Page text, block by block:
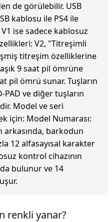
de görülebilir. USB
kablosu ile PS4 ile
ise sadece kablosuz
V2, "Titreşimli
titreşim özelliklerine
9 saat pil ömrüne
pil ömrü sunar. Tuşların
PAD ve diğer tuşların
Model ve seri
için: Model Numarası:
arkasında, barkodun
12 alfasayısal karakter
kontrol cihazının
bulunur ve 14
renkli yanar?